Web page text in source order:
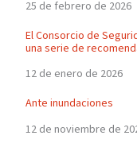
25 de febrero de 2026
El Consorcio de
una serie de
12 de enero de 2026
Ante inundaciones
12 de noviembre de